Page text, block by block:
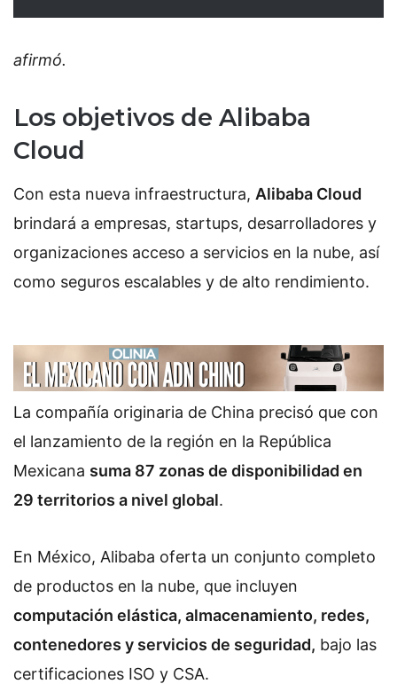
afirmó.
Los objetivos de Alibaba
Cloud
Con esta nueva infraestructura, Alibaba Cloud
brindará a empresas, startups, desarrolladores y
organizaciones acceso a servicios en la nube, así
como seguros escalables y de alto rendimiento.
La compañía originaria de China precisó que con
el lanzamiento de la región en la República
Mexicana suma 87 zonas de disponibilidad en
29 territorios a nivel global.
En México, Alibaba oferta un conjunto completo
de productos en la nube, que incluyen
computación elástica, almacenamiento, redes,
contenedores y servicios de seguridad, bajo las
certificaciones ISO y CSA.